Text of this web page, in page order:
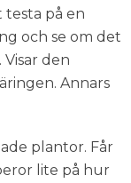
testa på en
och se om det
den
Annars
plantor. Får
lite på hur